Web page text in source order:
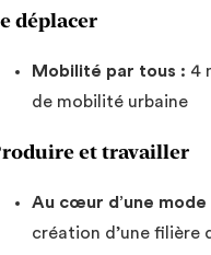
déplacer
Mobilité par tous : 4
de mobilité urbaine
et travailler
Au cœur d’une mode
création d’une filière